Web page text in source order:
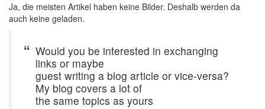
Ja, die meisten Artikel haben keine Bilder. Deshalb werden da
auch keine geladen.
Would you be interested in exchanging
links or maybe
guest writing a blog article or vice-versa?
My blog covers a lot of
the same topics as yours